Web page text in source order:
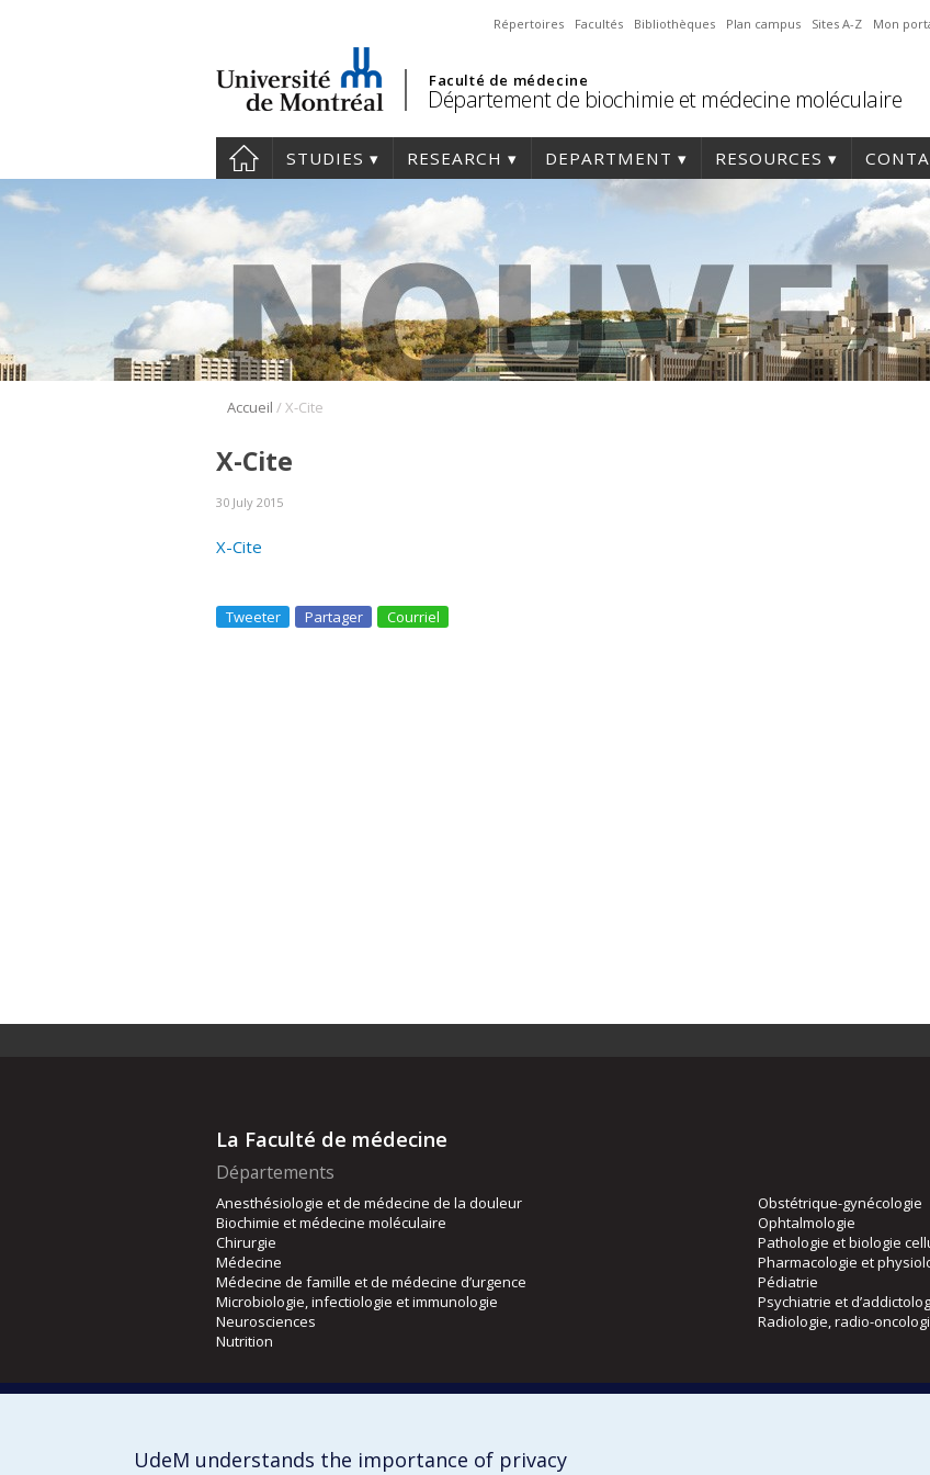
Répertoires Facultés Bibliothèques Plan campus Sites A-Z Mon
Faculté de médecine
Département de biochimie et médecine moléculaire
STUDIES RESEARCH DEPARTMENT RESOURCES
Accueil /X-Cite
X-Cite
30 July 2015
X-Cite
Tweeter Partager Courriel
La Faculté de médecine
Départements
Anesthésiologie et de médecine de la douleur
Biochimie et médecine moléculaire
Chirurgie
Médecine
Médecine de famille et de médecine d’urgence
Microbiologie, infectiologie et immunologie
Neurosciences
Nutrition
Obstétrique-gynécologie
Ophtalmologie
Pathologie et biologie
Pharmacologie et
Pédiatrie
Psychiatrie et
Radiologie, radio-
Écoles
Réadaptation
Directions
UdeM understands the importance of privacy